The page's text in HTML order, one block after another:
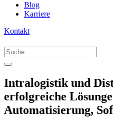
Blog
Karriere
Kontakt
Intralogistik und
erfolgreiche
Automatisierung,